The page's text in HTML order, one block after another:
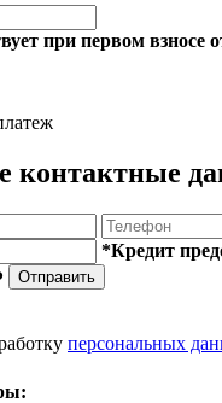
при первом взносе
контактные
*Кредит
Отправить
персональных